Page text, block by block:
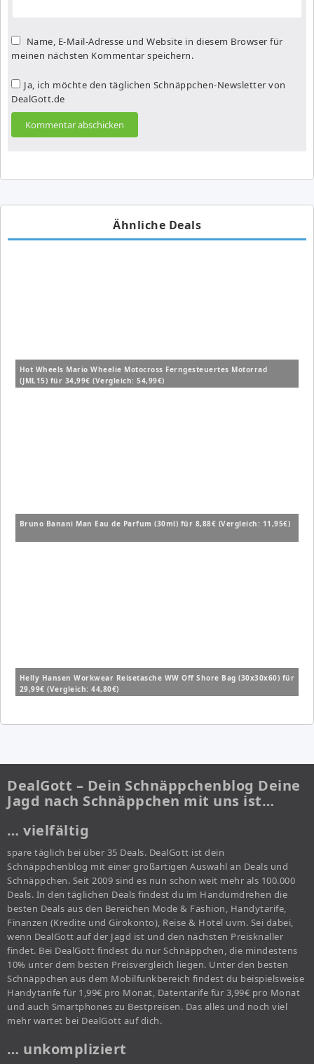
Name, E-Mail-Adresse und Website in diesem Browser für
meinen nächsten Kommentar speichern.
Ja, ich möchte den täglichen Schnäppchen-Newsletter von
DealGott.de
Ähnliche Deals
Hot Wheels Mario Wheelie Motocross Ferngesteuertes Motorrad
(JML15) für 34,99€ (Vergleich: 54,99€)
Bruno Banani Man Eau de Parfum (30ml) für 8,88€ (Vergleich: 11,95€)
Helly Hansen Workwear Reisetasche WW Off Shore Bag (30x30x60) für
29,99€ (Vergleich: 44,80€)
DealGott – Dein Schnäppchenblog Deine
Jagd nach Schnäppchen mit uns ist…
… vielfältig
spare täglich bei über 35 Deals. DealGott ist dein
Schnäppchenblog mit einer großartigen Auswahl an Deals und
Schnäppchen. Seit 2009 sind es nun schon weit mehr als 100.000
Deals. In den täglichen Deals findest du im Handumdrehen die
besten Deals aus den Bereichen Mode & Fashion, Handytarife,
Finanzen (Kredite und Girokonto), Reise & Hotel uvm. Sei dabei,
wenn DealGott auf der Jagd ist und den nächsten Preisknaller
findet. Bei DealGott findest du nur Schnäppchen, die mindestens
10% unter dem besten Preisvergleich liegen. Unter den besten
Schnäppchen aus dem Mobilfunkbereich findest du beispielsweise
Handytarife für 1,99€ pro Monat, Datentarife für 3,99€ pro Monat
und auch Smartphones zu Bestpreisen. Das alles und noch viel
mehr wartet bei DealGott auf dich.
… unkompliziert